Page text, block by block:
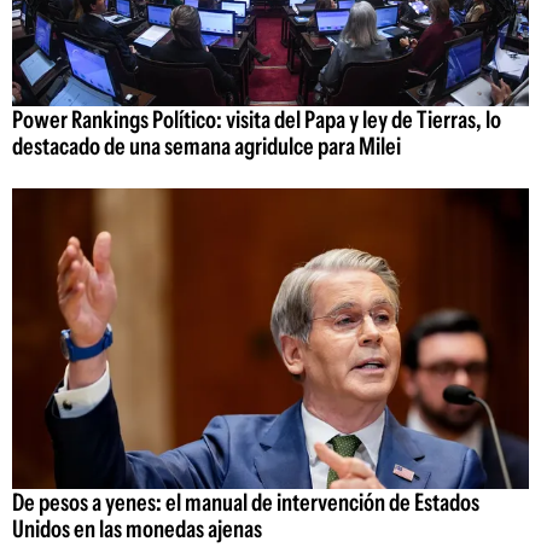
Power Rankings Político: visita del Papa y ley de Tierras, lo
destacado de una semana agridulce para Milei
De pesos a yenes: el manual de intervención de Estados
Unidos en las monedas ajenas